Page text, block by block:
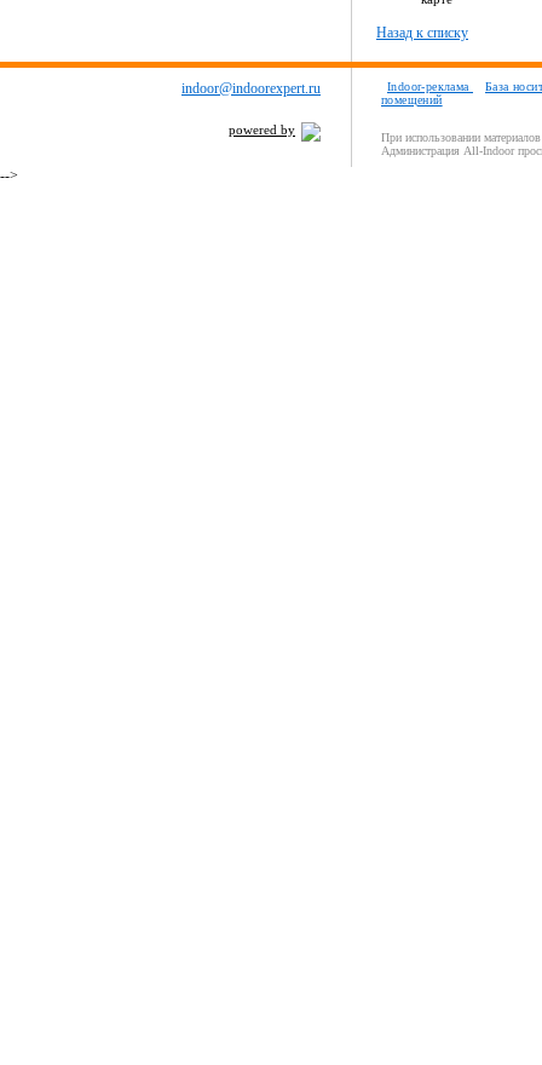
Назад к списку
indoor@indoorexpert.ru
powered by
Indoor-реклама
База
помещений
При использовании
Администрация All-Indoor
-->